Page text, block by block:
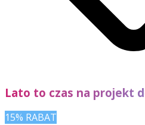
Lato to czas na projekt
15% RABAT